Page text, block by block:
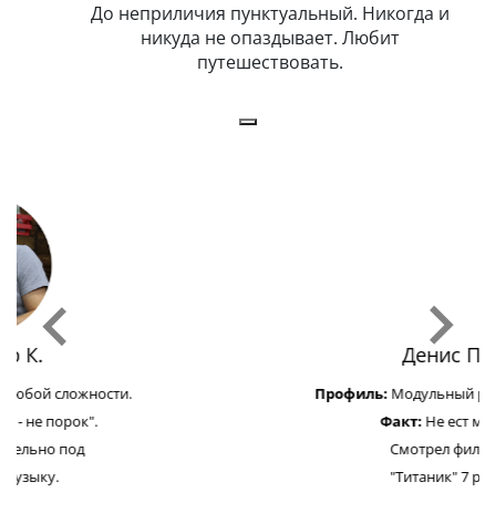
До неприличия пунктуальный. Никогда и
никуда не опаздывает. Любит
путешествовать.
Профиль:
Модульный ремонт Apple.